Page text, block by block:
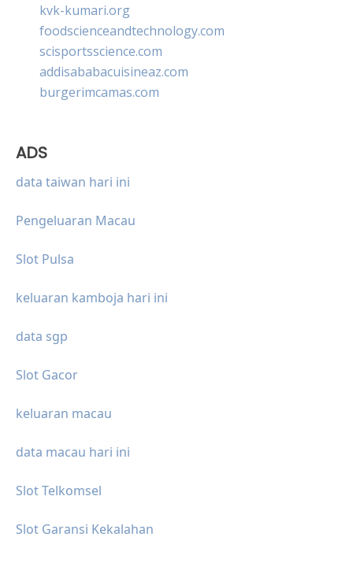
kvk-kumari.org
foodscienceandtechnology.com
scisportsscience.com
addisababacuisineaz.com
burgerimcamas.com
ADS
data taiwan hari ini
Pengeluaran Macau
Slot Pulsa
keluaran kamboja hari ini
data sgp
Slot Gacor
keluaran macau
data macau hari ini
Slot Telkomsel
Slot Garansi Kekalahan